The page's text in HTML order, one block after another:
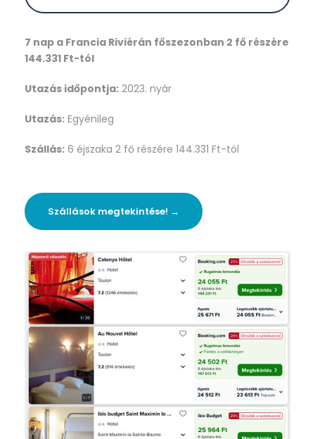
7 nap a Francia Riviérán főszezonban 2 fő részére
144.331 Ft-tól
Utazás időpontja: 2023. nyár
Utazás: Egyénileg
Szállás: 6 éjszaka 2 fő részére 144.331 Ft-tól
Szállások megtekintése! →